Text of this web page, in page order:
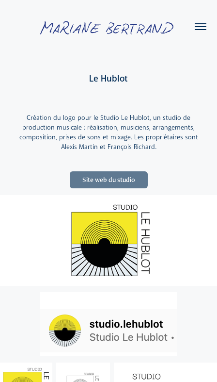
Le Hublot
Création du logo pour le Studio Le Hublot, un studio de
production musicale : réalisation, musiciens, arrangements,
composition, prises de sons et mixage. Les propriétaires sont
Alexis Martin et François Richard.
Site web du studio